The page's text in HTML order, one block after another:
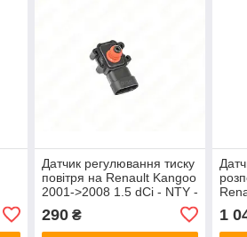
Датчик регулювання тиску
повітря на Renault Kangoo
2001->2008 1.5 dCi - NTY -
290₴ 1